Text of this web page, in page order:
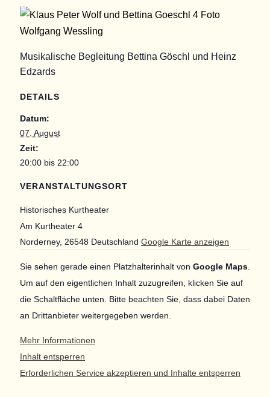
Musikalische Begleitung Bettina Göschl und Heinz
Edzards
DETAILS
Datum:
07. August
Zeit:
20:00 bis 22:00
VERANSTALTUNGSORT
Historisches Kurtheater
Am Kurtheater 4
Norderney, 26548 Deutschland Google Karte anzeigen
Sie sehen gerade einen Platzhalterinhalt von Google Maps
Um auf den eigentlichen Inhalt zuzugreifen, klicken Sie auf
die Schaltfläche unten. Bitte beachten Sie, dass dabei Daten
an Drittanbieter weitergegeben werden.
Mehr Informationen
Inhalt entsperren
Erforderlichen Service akzeptieren und Inhalte entsperren